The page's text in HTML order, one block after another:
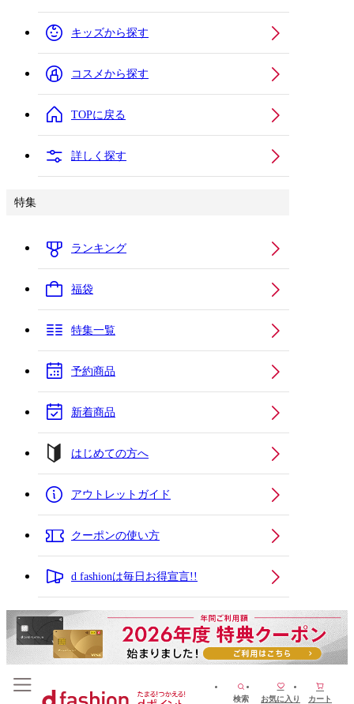
キッズから探す
コスメから探す
TOPに戻る
詳しく探す
特集
ランキング
福袋
特集一覧
予約商品
新着商品
はじめての方へ
アウトレットガイド
クーポンの使い方
d fashionは毎日お得宣言!!
検索 お気に入り カート